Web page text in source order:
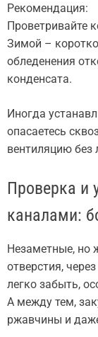
Рекомендация:
Проветривайте
Зимой –
обледенения
конденсата.
Иногда
опасаетесь
вентиляцию без
Проверка и
каналами:
Незаметные, но
отверстия,
легко забыть,
А между тем,
ржавчины и